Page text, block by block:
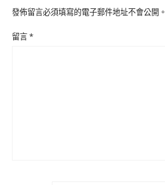
發佈留言必須填寫的電子郵件地址不會公開。
留言*